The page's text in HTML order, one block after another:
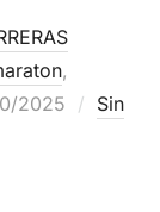
,
2025
Sin